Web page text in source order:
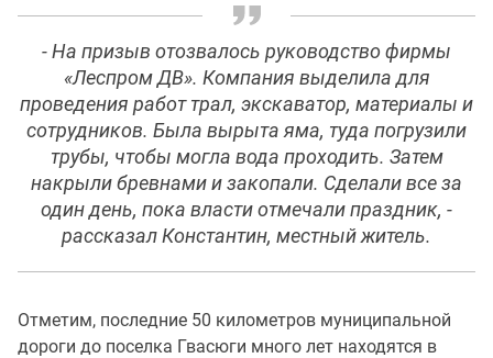
- На призыв отозвалось руководство фирмы
«Леспром ДВ». Компания выделила для
проведения работ трал, экскаватор, материалы и
сотрудников. Была вырыта яма, туда погрузили
трубы, чтобы могла вода проходить. Затем
накрыли бревнами и закопали. Сделали все за
один день, пока власти отмечали праздник, -
рассказал Константин, местный житель.
Отметим, последние 50 километров муниципальной
дороги до поселка Гвасюги много лет находятся в